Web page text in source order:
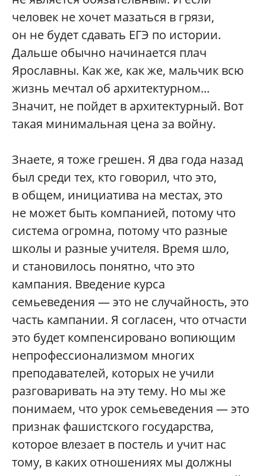
человек не хочет мазаться в грязи,
он не будет сдавать ЕГЭ по истории.
Дальше обычно начинается плач
Ярославны. Как же, как же, мальчик всю
жизнь мечтал об архитектурном...
Значит, не пойдет в архитектурный. Вот
такая минимальная цена за войну.
Знаете, я тоже грешен. Я два года назад
был среди тех, кто говорил, что это,
в общем, инициатива на местах, это
не может быть компанией, потому что
система огромна, потому что разные
школы и разные учителя. Время шло,
и становилось понятно, что это
кампания. Введение курса
семьеведения — это не случайность, это
часть кампании. Я согласен, что отчасти
это будет компенсировано вопиющим
непрофессионализмом многих
преподавателей, которых не учили
разговаривать на эту тему. Но мы же
понимаем, что урок семьеведения — это
признак фашистского государства,
которое влезает в постель и учит нас
тому, в каких отношениях мы должны